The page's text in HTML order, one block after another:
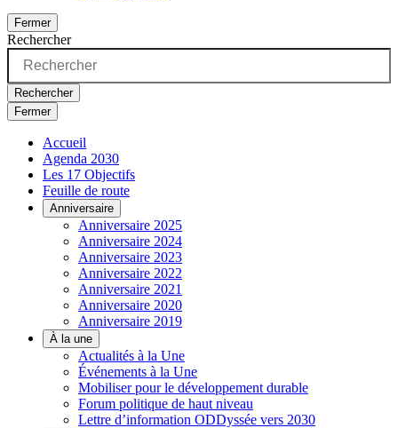
Fermer
Rechercher
Rechercher
Fermer
Accueil
Agenda 2030
Les 17 Objectifs
Feuille de route
Anniversaire
Anniversaire 2025
Anniversaire 2024
Anniversaire 2023
Anniversaire 2022
Anniversaire 2021
Anniversaire 2020
Anniversaire 2019
À la une
Actualités à la Une
Événements à la Une
Mobiliser pour le développement durable
Forum politique de haut niveau
Lettre d’information ODDyssée vers 2030